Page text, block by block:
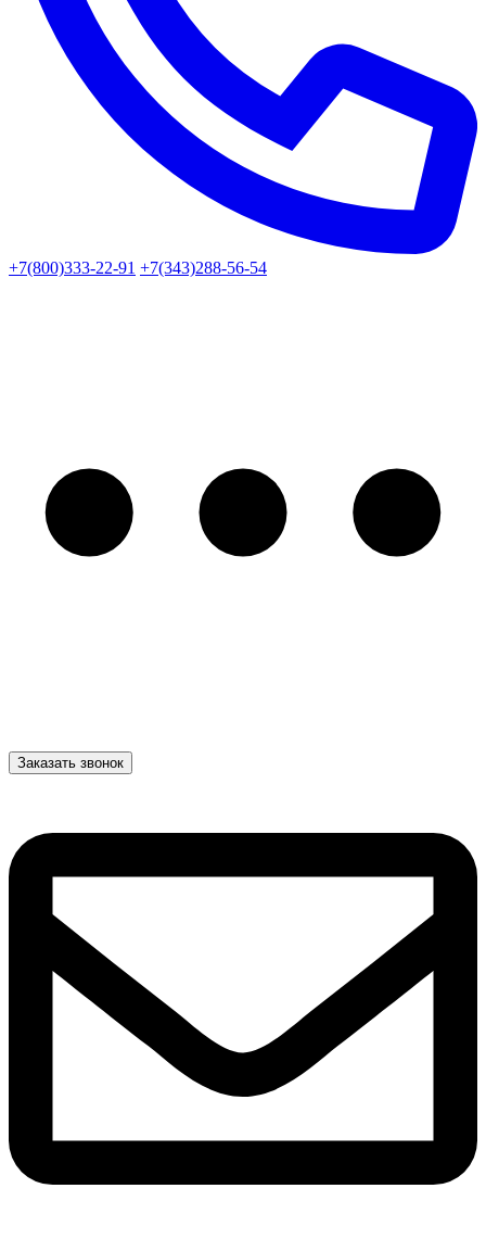
+7(800)333-22-91 +7(343)288-56-54
Заказать звонок